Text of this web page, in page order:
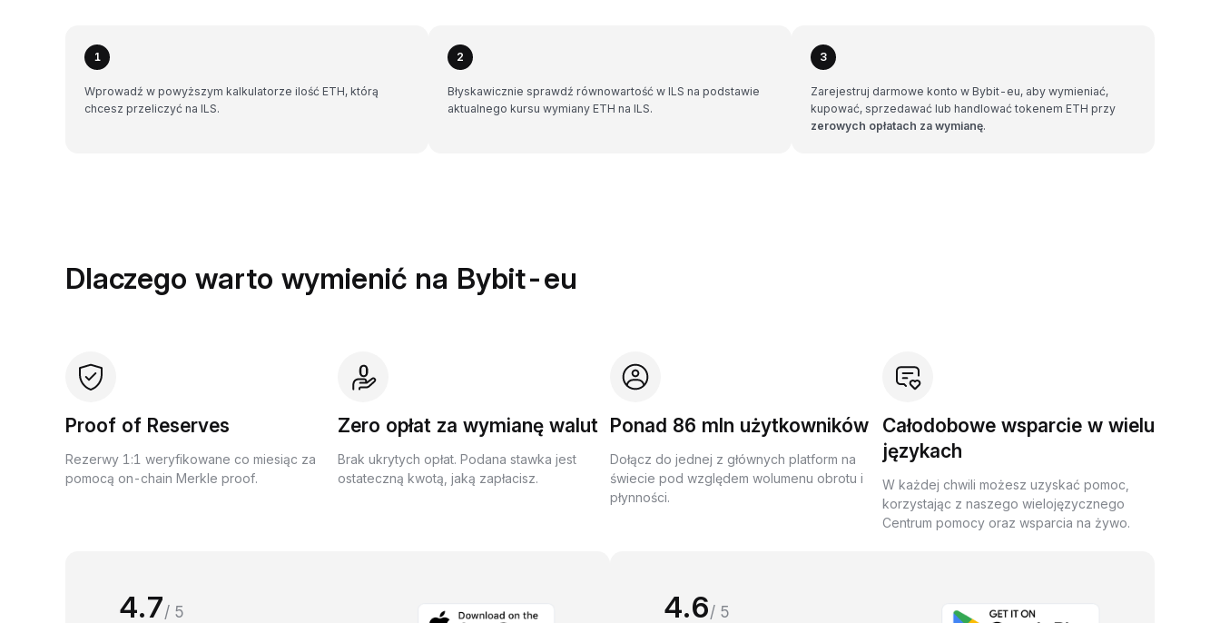
1
Wprowadź w powyższym kalkulatorze ilość ETH, którą
chcesz przeliczyć na ILS.
2
Błyskawicznie sprawdź równowartość w ILS na podstawie
aktualnego kursu wymiany ETH na ILS.
3
Zarejestruj darmowe konto w Bybit-eu, aby wymieniać,
kupować, sprzedawać lub handlować tokenem ETH przy
zerowych opłatach za wymianę.
Dlaczego warto wymienić na Bybit-eu
Proof of Reserves
Rezerwy 1:1 weryfikowane co miesiąc za
pomocą on-chain Merkle proof.
Zero opłat za wymianę walut
Brak ukrytych opłat. Podana stawka jest
ostateczną kwotą, jaką zapłacisz.
Ponad 86 mln użytkowników
Dołącz do jednej z głównych platform na
świecie pod względem wolumenu obrotu i
płynności.
Całodobowe wsparcie w wielu
językach
W każdej chwili możesz uzyskać pomoc,
korzystając z naszego wielojęzycznego
Centrum pomocy oraz wsparcia na żywo.
4.7/ 5 4.6/ 5